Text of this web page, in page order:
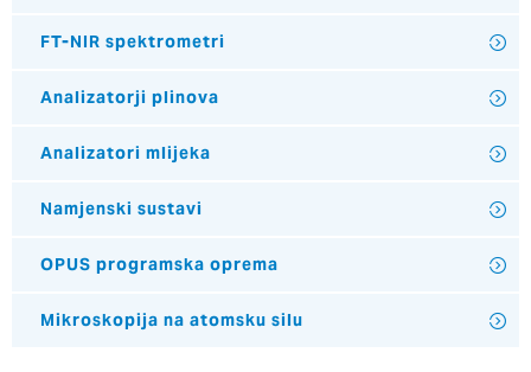
FT-NIR spektrometri
Analizatorji plinova
Analizatori mlijeka
Namjenski sustavi
OPUS programska oprema
Mikroskopija na atomsku silu